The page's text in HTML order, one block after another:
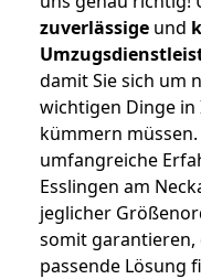
zuverlässige und
damit Sie sich um
wichtigen Dinge
kümmern
umfangreiche
Esslingen am
jeglicher
somit garantieren,
passende Lösung